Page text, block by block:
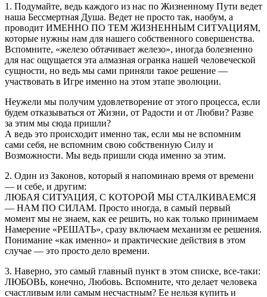
1. Подумайте, ведь каждого из нас по Жизненному Пути ведет
наша Бессмертная Душа. Ведет не просто так, наобум, а
проводит ИМЕННО ПО ТЕМ ЖИЗНЕННЫМ СИТУАЦИЯМ,
которые нужны нам для нашего собственного совершенства.
Вспомните, «железо обтачивает железо», иногда болезненно
для нас ощущается эта алмазная огранка нашей человеческой
сущности, но ведь мы сами приняли такое решение —
участвовать в Игре именно на этом этапе эволюции.
Неужели мы получим удовлетворение от этого процесса, если
будем отказываться от Жизни, от Радости и от Любви? Разве
за этим мы сюда пришли?
А ведь это происходит именно так, если мы не вспомним
сами себя, не вспомним свою собственную Силу и
Возможности. Мы ведь пришли сюда именно за этим.
2. Один из Законов, который я напоминаю время от времени
— и себе, и другим:
ЛЮБАЯ СИТУАЦИЯ, С КОТОРОЙ МЫ СТАЛКИВАЕМСЯ
— НАМ ПО СИЛАМ. Просто иногда, в самый первый
момент мы не знаем, как ее решить, но как только принимаем
Намерение «РЕШАТЬ», сразу включаем механизм ее решения.
Понимание «как именно» и практические действия в этом
случае — это просто дело времени.
3. Наверно, это самый главный пункт в этом списке, все-таки:
ЛЮБОВЬ, конечно, Любовь. Вспомните, что делает человека
счастливым или самым несчастным? Ее нельзя купить и